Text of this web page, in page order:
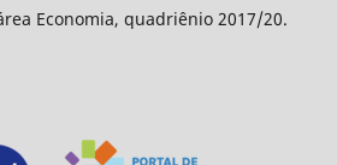
Economia, quadriênio 2017/20.